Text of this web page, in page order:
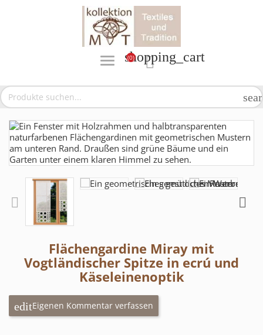
shopping_cart
(0) 
Flächengardine Miray mit
Vogtländischer Spitze in ecrú und
Käseleinenoptik
Eigenen Kommentar verfassen